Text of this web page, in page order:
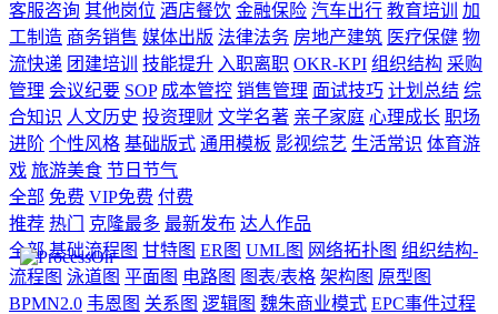
客服咨询 其他岗位 酒店餐饮 金融保险 汽车出行 教育培训
加
工制造 商务销售 媒体出版 法律法务 房地产建筑 医疗保健 物
流快递 团建培训 技能提升 入职离职 OKR-KPI 组织结构 采购
管理 会议纪要 SOP 成本管控 销售管理 面试技巧 计划总结 综
合知识 人文历史 投资理财 文学名著 亲子家庭 心理成长 职场
进阶 个性风格 基础版式 通用模板 影视综艺 生活常识 体育游
戏 旅游美食 节日节气
全部 免费 VIP免费 付费
推荐 热门 克隆最多 最新发布 达人作品
全部 基础流程图 甘特图 ER图 UML图 网络拓扑图 组织结构-
流程图 泳道图 平面图 电路图 图表/表格 架构图 原型图
BPMN2.0 韦恩图 关系图 逻辑图 魏朱商业模式 EPC事件过程